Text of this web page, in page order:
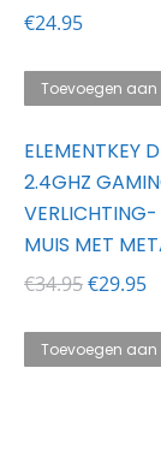
€24.95
Toevoegen
ELEMENTKEY
2.4GHZ
VERLICHTING-
MUIS MET
€34.95
was:
€29.95
Toevoegen